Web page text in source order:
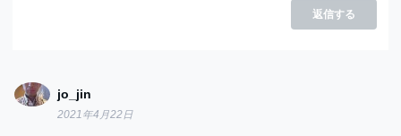
返信する
jo_jin
2021年4月22日